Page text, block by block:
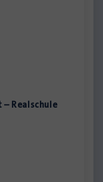
Realschule